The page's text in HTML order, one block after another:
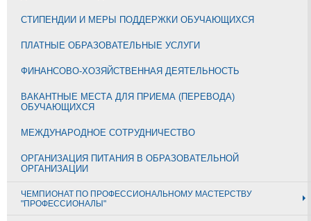
СТИПЕНДИИ И МЕРЫ ПОДДЕРЖКИ ОБУЧАЮЩИХСЯ
ПЛАТНЫЕ ОБРАЗОВАТЕЛЬНЫЕ УСЛУГИ
ФИНАНСОВО-ХОЗЯЙСТВЕННАЯ ДЕЯТЕЛЬНОСТЬ
ВАКАНТНЫЕ МЕСТА ДЛЯ ПРИЕМА (ПЕРЕВОДА)
ОБУЧАЮЩИХСЯ
МЕЖДУНАРОДНОЕ СОТРУДНИЧЕСТВО
ОРГАНИЗАЦИЯ ПИТАНИЯ В ОБРАЗОВАТЕЛЬНОЙ
ОРГАНИЗАЦИИ
ЧЕМПИОНАТ ПО ПРОФЕССИОНАЛЬНОМУ МАСТЕРСТВУ
"ПРОФЕССИОНАЛЫ"